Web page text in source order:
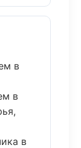
в
в
в